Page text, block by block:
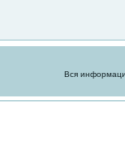
Вся